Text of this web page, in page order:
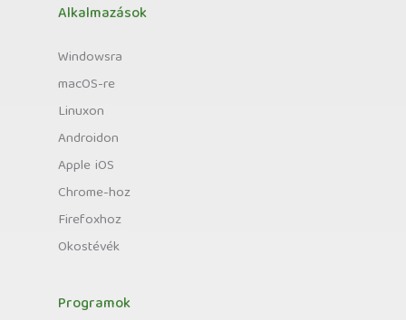
Alkalmazások
Windowsra
macOS-re
Linuxon
Androidon
Apple iOS
Chrome-hoz
Firefoxhoz
Okostévék
Programok